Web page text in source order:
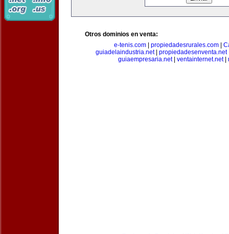
Otros dominios en venta:
e-tenis.com
propiedadesrurales.com
guiadelaindustria.net propiedadesenventa.net
guiaempresaria.net| ventainternet.net|